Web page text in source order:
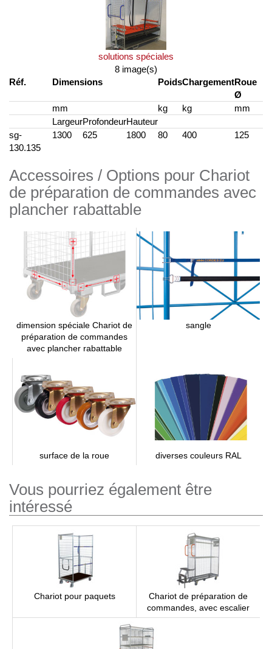
solutions spéciales
8 image(s)
Réf.
Dimensions PoidsChargementRoue
Ø
mm
kg kg
mm
LargeurProfondeurHauteur
sg-
130.135
1300 625 1800 80 400 125
Accessoires / Options pour Chariot
de préparation de commandes avec
plancher rabattable
dimension spéciale Chariot de
préparation de commandes
avec plancher rabattable
sangle
surface de la roue diverses couleurs RAL
Vous pourriez également être
intéressé
Chariot pour paquets
Chariot de préparation de
commandes, avec escalier